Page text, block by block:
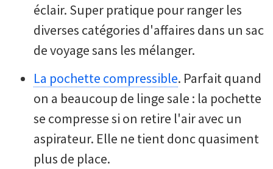
éclair. Super pratique pour ranger les
diverses catégories d'affaires dans un sac
de voyage sans les mélanger.
La pochette compressible. Parfait quand
on a beaucoup de linge sale : la pochette
se compresse si on retire l'air avec un
aspirateur. Elle ne tient donc quasiment
plus de place.